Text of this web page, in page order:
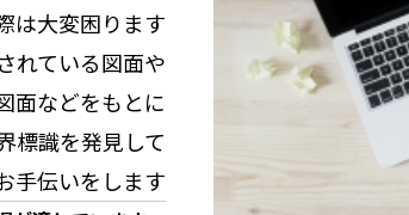
は大変困ります
れている図面や
面などをもとに
標識を発見して
手伝いをします